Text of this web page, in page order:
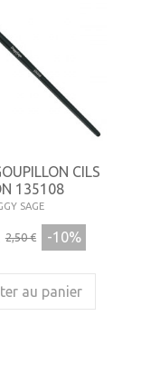
CILS
135108
SAGE
2,50 € -10%
au panier